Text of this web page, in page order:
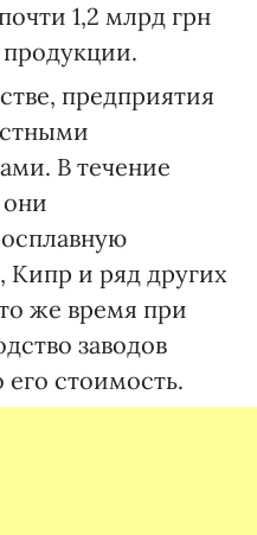
1,2 млрд грн
продукции.
предприятия
В течение
Кипр и ряд других
же время при
заводов
его стоимость.